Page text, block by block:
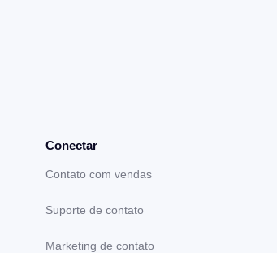
Conectar
Contato com vendas
Suporte de contato
Marketing de contato